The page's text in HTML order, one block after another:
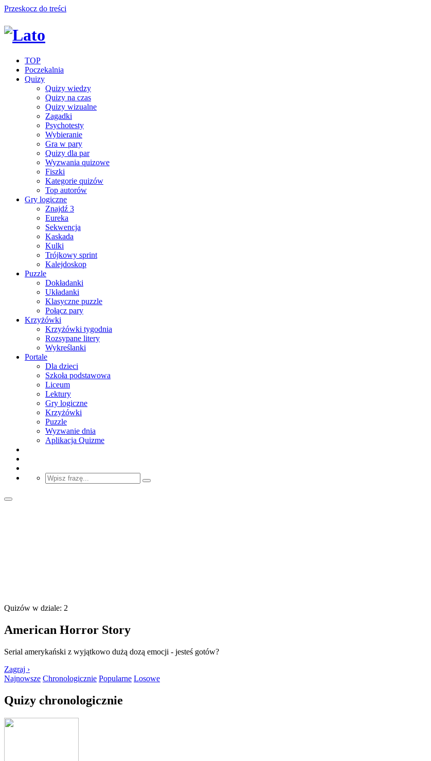
Przeskocz do treści
TOP
Poczekalnia
Quizy
Quizy wiedzy
Quizy na czas
Quizy wizualne
Zagadki
Psychotesty
Wybieranie
Gra w pary
Quizy dla par
Wyzwania quizowe
Fiszki
Kategorie quizów
Top autorów
Gry logiczne
Znajdź 3
Eureka
Sekwencja
Kaskada
Kulki
Trójkowy sprint
Kalejdoskop
Puzzle
Dokładanki
Układanki
Klasyczne puzzle
Połącz pary
Krzyżówki
Krzyżówki tygodnia
Rozsypane litery
Wykreślanki
Portale
Dla dzieci
Szkoła podstawowa
Liceum
Lektury
Gry logiczne
Krzyżówki
Puzzle
Wyzwanie dnia
Aplikacja Quizme
Quizów w dziale: 2
American Horror Story
Serial amerykański z wyjątkowo dużą dozą emocji - jesteś gotów?
Zagraj ›
Najnowsze Chronologicznie Popularne Losowe
Quizy chronologicznie